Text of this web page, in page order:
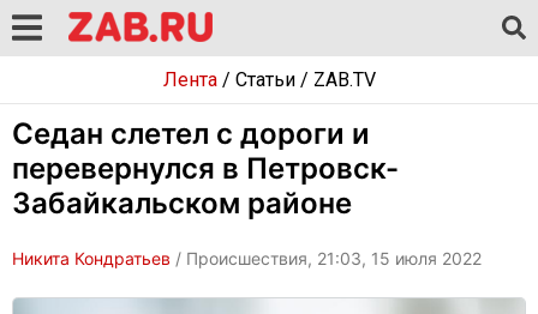
Лента/ Статьи/ ZAB.TV
Седан слетел с дороги и
перевернулся в Петровск-
Забайкальском районе
Никита Кондратьев / Происшествия, 21:03, 15 июля 2022